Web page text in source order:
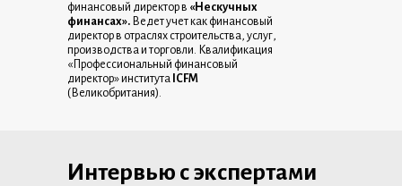
финансовый директор в «Нескучных
финансах». Ведет учет как финансовый
директор в отраслях строительства, услуг,
производства и торговли. Квалификация
«Профессиональный финансовый
директор» института ICFM
(Великобритания).
Интервью с экспертами